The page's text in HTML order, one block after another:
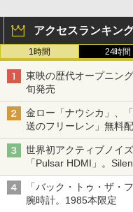
アクセスランキン
1時間 24時間
東映の歴代オープニン
旬発売
金ロー「ナウシカ」、
送のフリーレン」無料
世界初アクティブノイ
「Pulsar HDMI」。
「バック・トゥ・ザ・
腕時計。1985本限定